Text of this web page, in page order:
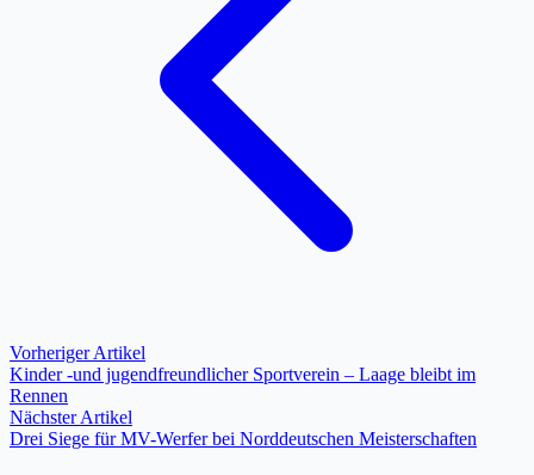
Vorheriger Artikel
Kinder -und jugendfreundlicher Sportverein – Laage bleibt im
Rennen
Nächster Artikel
Drei Siege für MV-Werfer bei Norddeutschen Meisterschaften